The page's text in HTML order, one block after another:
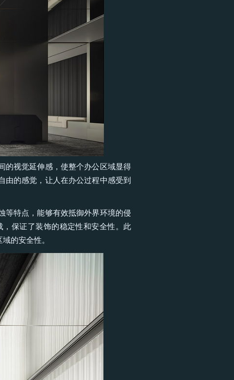
的视觉延伸感，使整个办公区域显得
由的感觉，让人在办公过程中感受到
等特点，能够有效抵御外界环境的侵
保证了装饰的稳定性和安全性。此
的安全性。